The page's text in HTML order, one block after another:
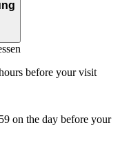
before your visit
on the day before your